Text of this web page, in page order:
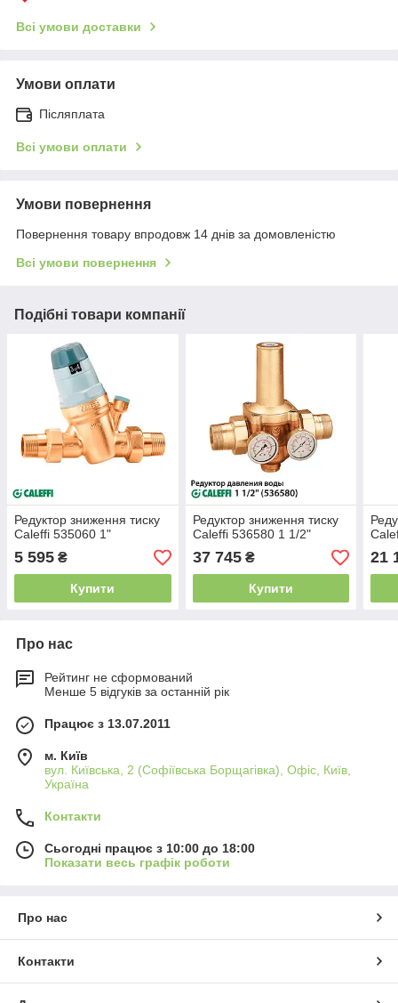
Всі умови доставки
Умови оплати
Післяплата
Всі умови оплати
Умови повернення
Повернення товару впродовж 14 днів за домовленістю
Всі умови повернення
Подібні товари компанії
Редуктор зниження тиску
Caleffi 535060 1"
5 595 ₴
Купити
Редуктор зниження тиску
Caleffi 536580 1 1/2"
37 745₴
Купити
21
Про нас
Рейтинг не сформований
Менше 5 відгуків за останній рік
Працює з 13.07.2011
м. Київ
вул. Київська, 2 (Софіївська Борщагівка), Офіс, Київ,
Україна
Контакти
Сьогодні працює з 10:00 до 18:00
Показати весь графік роботи
Про нас
Контакти